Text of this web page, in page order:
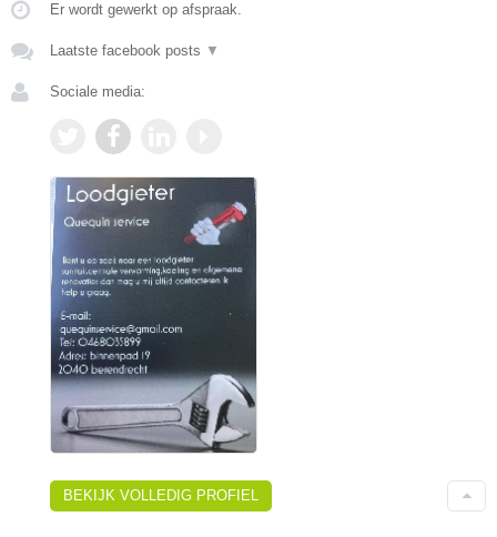
Er wordt gewerkt op afspraak.
Laatste facebook posts ▼
Sociale media:
BEKIJK VOLLEDIG PROFIEL